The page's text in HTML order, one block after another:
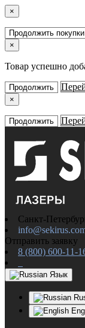
×
Продолжить покупки
×
Товар успешно
Продолжить
×
Продолжить
Санкт-
Отправить заявку
8 (800) 600-11-
Язык